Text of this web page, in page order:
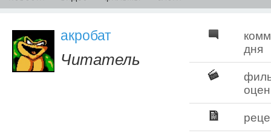
дня
акробат
Читатель